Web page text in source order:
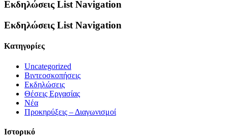
Εκδηλώσεις List Navigation
Εκδηλώσεις List Navigation
Kατηγορίες
Uncategorized
Βιντεοσκοπήσεις
Εκδηλώσεις
Θέσεις Εργασίας
Νέα
Προκηρύξεις – Διαγωνισμοί
Ιστορικό